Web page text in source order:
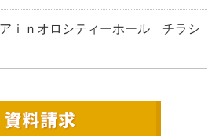
ｉｎオロシティーホール チラシ